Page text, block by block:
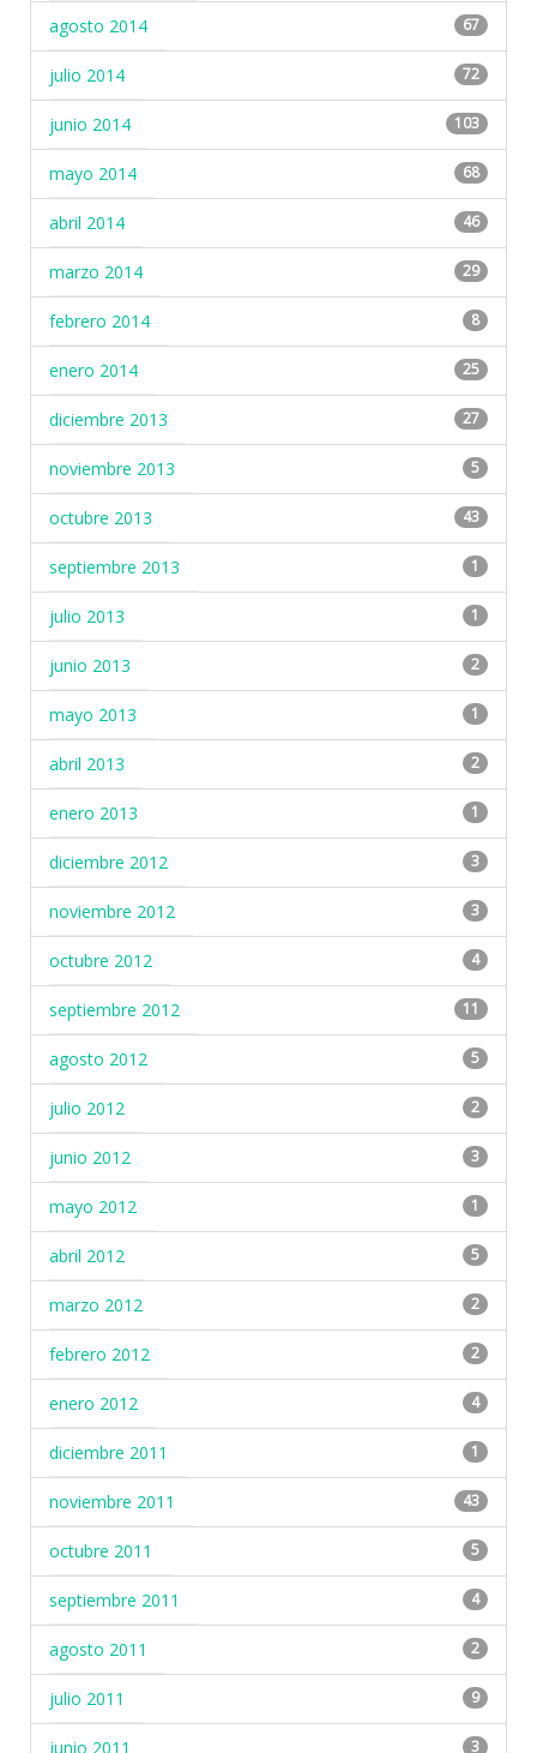
agosto 2014 67
julio 2014 72
junio 2014 103
mayo 2014 68
abril 2014 46
marzo 2014 29
febrero 2014 8
enero 2014 25
diciembre 2013 27
noviembre 2013 5
octubre 2013 43
septiembre 2013 1
julio 2013 1
junio 2013 2
mayo 2013 1
abril 2013 2
enero 2013 1
diciembre 2012 3
noviembre 2012 3
octubre 2012 4
septiembre 2012 11
agosto 2012 5
julio 2012 2
junio 2012 3
mayo 2012 1
abril 2012 5
marzo 2012 2
febrero 2012 2
enero 2012 4
diciembre 2011 1
noviembre 2011 43
octubre 2011 5
septiembre 2011 4
agosto 2011 2
julio 2011 9
junio 2011 3